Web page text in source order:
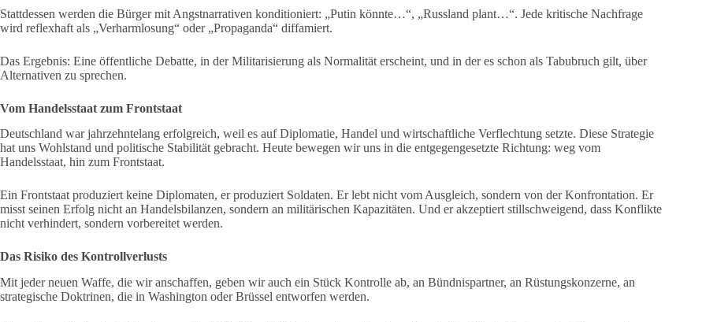
Stattdessen werden die Bürger mit Angstnarrativen konditioniert: „Putin könnte…“, „Russland plant…“. Jede kritische Nachfrage
wird reflexhaft als „Verharmlosung“ oder „Propaganda“ diffamiert.
Das Ergebnis: Eine öffentliche Debatte, in der Militarisierung als Normalität erscheint, und in der es schon als Tabubruch gilt, über
Alternativen zu sprechen.
Vom Handelsstaat zum Frontstaat
Deutschland war jahrzehntelang erfolgreich, weil es auf Diplomatie, Handel und wirtschaftliche Verflechtung setzte. Diese Strategie
hat uns Wohlstand und politische Stabilität gebracht. Heute bewegen wir uns in die entgegengesetzte Richtung: weg vom
Handelsstaat, hin zum Frontstaat.
Ein Frontstaat produziert keine Diplomaten, er produziert Soldaten. Er lebt nicht vom Ausgleich, sondern von der Konfrontation. Er
misst seinen Erfolg nicht an Handelsbilanzen, sondern an militärischen Kapazitäten. Und er akzeptiert stillschweigend, dass Konflikte
nicht verhindert, sondern vorbereitet werden.
Das Risiko des Kontrollverlusts
Mit jeder neuen Waffe, die wir anschaffen, geben wir auch ein Stück Kontrolle ab, an Bündnispartner, an Rüstungskonzerne, an
strategische Doktrinen, die in Washington oder Brüssel entworfen werden.